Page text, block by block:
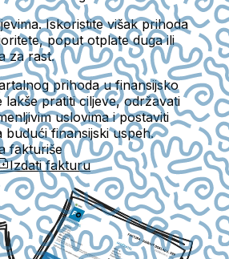
Iskoristite višak prihoda
poput otplate duga ili
za rast.
prihoda u finansijsko
lakše pratiti ciljeve, održavati
uslovima i postaviti
finansijski uspeh.
fakturiše
Izdati fakturu